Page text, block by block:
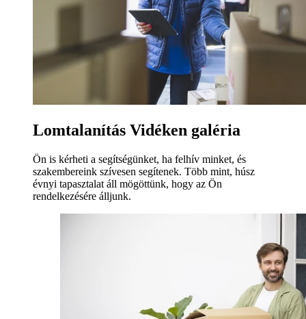
Lomtalanítás Vidéken galéria
Ön is kérheti a segítségünket, ha felhív minket, és
szakembereink szívesen segítenek. Több mint, húsz
évnyi tapasztalat áll mögöttünk, hogy az Ön
rendelkezésére álljunk.